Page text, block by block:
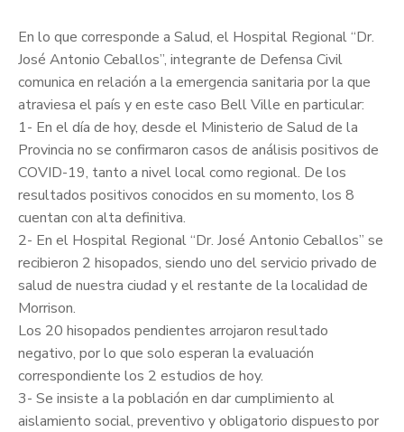
En lo que corresponde a Salud, el Hospital Regional “Dr.
José Antonio Ceballos”, integrante de Defensa Civil
comunica en relación a la emergencia sanitaria por la que
atraviesa el país y en este caso Bell Ville en particular:
1- En el día de hoy, desde el Ministerio de Salud de la
Provincia no se confirmaron casos de análisis positivos de
COVID-19, tanto a nivel local como regional. De los
resultados positivos conocidos en su momento, los 8
cuentan con alta definitiva.
2- En el Hospital Regional “Dr. José Antonio Ceballos” se
recibieron 2 hisopados, siendo uno del servicio privado de
salud de nuestra ciudad y el restante de la localidad de
Morrison.
Los 20 hisopados pendientes arrojaron resultado
negativo, por lo que solo esperan la evaluación
correspondiente los 2 estudios de hoy.
3- Se insiste a la población en dar cumplimiento al
aislamiento social, preventivo y obligatorio dispuesto por